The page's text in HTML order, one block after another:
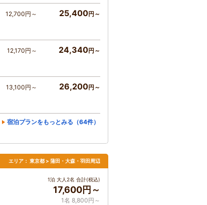
12,700円～ 25,400円～
12,170円～ 24,340円～
13,100円～ 26,200円～
宿泊プランをもっとみる（64件）
エリア： 東京都 > 蒲田・大森・羽田周辺
1泊 大人2名 合計(税込)
17,600円～
1名 8,800円～